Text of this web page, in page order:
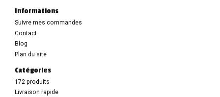
Informations
Suivre mes commandes
Contact
Blog
Plan du site
Catégories
172 produits
Livraison rapide